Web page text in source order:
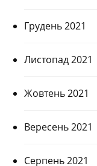
Грудень 2021
Листопад 2021
Жовтень 2021
Вересень 2021
Серпень 2021